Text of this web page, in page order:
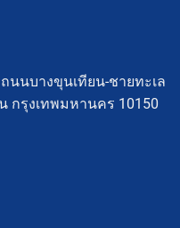
นนบางขุนเทียน-ชายทะเล
กรุงเทพมหานคร 10150